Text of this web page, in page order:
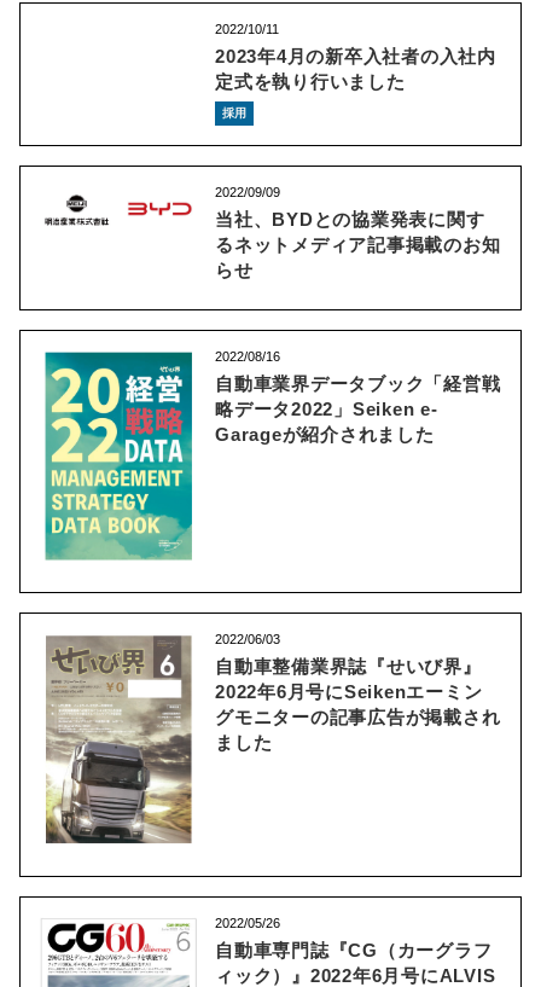
2022/10/11
2023年4月の新卒入社者の入社内
定式を執り行いました
採用
2022/09/09
当社、BYDとの協業発表に関す
るネットメディア記事掲載のお知
らせ
2022/08/16
自動車業界データブック「経営戦
略データ2022」Seiken e-
Garageが紹介されました
2022/06/03
自動車整備業界誌『せいび界』
2022年6月号にSeikenエーミン
グモニターの記事広告が掲載され
ました
2022/05/26
自動車専門誌『CG（カーグラフ
ィック）』2022年6月号にALVIS